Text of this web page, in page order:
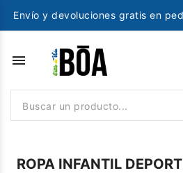
Envío y devoluciones gratis en
menu
ROPA INFANTIL